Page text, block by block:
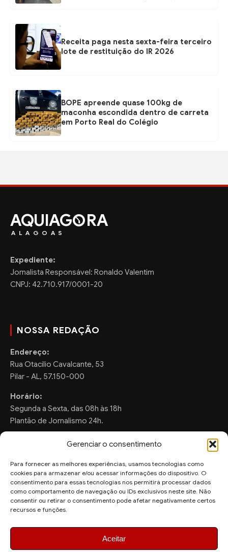
Gerenciar o consentimento
Para fornecer as melhores experiências, usamos tecnologias como
cookies para armazenar e/ou acessar informações do dispositivo. O
consentimento para essas tecnologias nos permitirá processar dados
como comportamento de navegação ou IDs exclusivos neste site. Não
consentir ou retirar o consentimento pode afetar negativamente certos
recursos e funções.
Aceitar
Receita paga nesta sexta-feira terceiro
lote de restituição do IR 2026
BOPE apreende quase 100kg de
maconha escondida dentro de carreta
em Porto Real do Colégio
AQUIAG RA
ALAGOAS
Expediente:
Jornalista Responsável: Ronaldo Valentim
CNPJ: 42.710.917/0001-20
NOSSA REDAÇÃO
Endereço:
Rua Otacilio Cavalcante, 53
Pilar - AL, 57.150-000
Horário:
Segunda a Sexta, das 08h às 18h
Plantão de Jornalismo 24h.
FALE CONOSCO
Sugestões de Pauta:
ronaldo.valentim150@gmail.com